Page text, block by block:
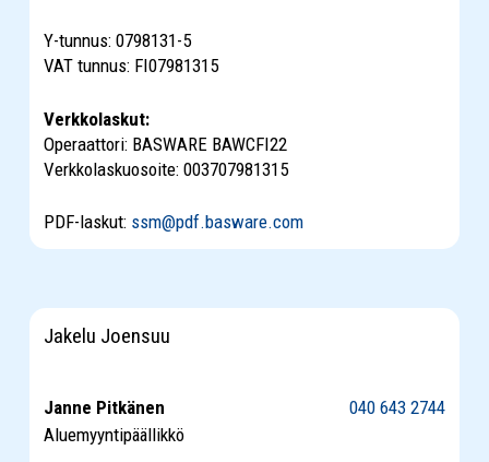
Y-tunnus: 0798131-5
VAT tunnus: FI07981315
Verkkolaskut:
Operaattori: BASWARE BAWCFI22
Verkkolaskuosoite: 003707981315
PDF-laskut: ssm@pdf.basware.com
Jakelu Joensuu
Janne Pitkänen
Aluemyyntipäällikkö
040 643 2744